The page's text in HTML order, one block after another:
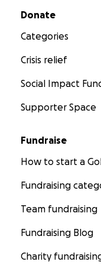
Secondary menu
Donate
Categories
Crisis relief
Social Impact
Supporter Space
Fundraise
How to start a
Fundraising
Team fundraising
Fundraising Blog
Charity